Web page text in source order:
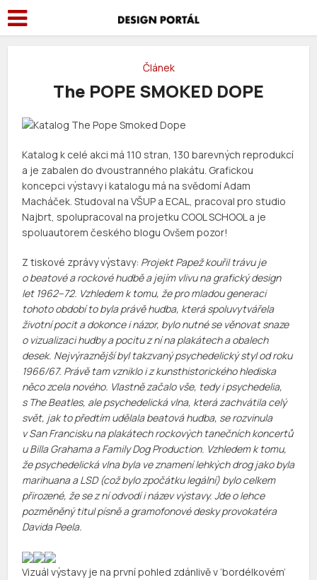
Článek
The POPE SMOKED DOPE
Katalog k celé akci má 110 stran, 130 barevných reprodukcí
a je zabalen do dvoustranného plakátu. Grafickou
koncepci výstavy i katalogu má na svědomí Adam
Macháček. Studoval na VŠUP a ECAL, pracoval pro studio
Najbrt, spolupracoval na projetku COOL SCHOOL a je
spoluautorem českého blogu Ovšem pozor!
Z tiskové zprávy výstavy: Projekt Papež kouřil trávu je
o beatové a rockové hudbě a jejím vlivu na grafický design
let 1962–72. Vzhledem k tomu, že pro mladou generaci
tohoto období to byla právě hudba, která spoluvytvářela
životní pocit a dokonce i názor, bylo nutné se věnovat snaze
o vizualizaci hudby a pocitu z ní na plakátech a obalech
desek. Nejvýraznější byl takzvaný psychedelický styl od roku
1966/67. Právě tam vzniklo i z kunsthistorického hlediska
něco zcela nového. Vlastně začalo vše, tedy i psychedelia,
s The Beatles, ale psychedelická vlna, která zachvátila celý
svět, jak to předtím udělala beatová hudba, se rozvinula
v San Francisku na plakátech rockových tanečních koncertů
u Billa Grahama a Family Dog Production. Vzhledem k tomu,
že psychedelická vlna byla ve znamení lehkých drog jako byla
marihuana a LSD (což bylo zpočátku legální) bylo celkem
přirozené, že se z ní odvodí i název výstavy. Jde o lehce
pozměněný titul písně a gramofonové desky provokatéra
Davida Peela.
Vizuál výstavy je na první pohled zdánlivě v ‘bordélkovém’